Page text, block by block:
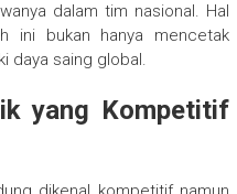
dalam tim nasional. Hal
ini bukan hanya mencetak
daya saing global.
yang Kompetitif